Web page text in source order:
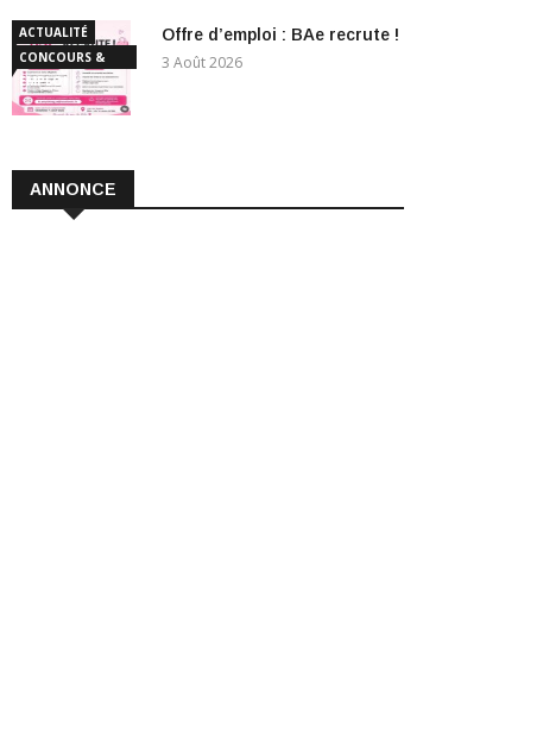
ACTUALITÉ
CONCOURS &
EMPLOI
Offre d’emploi : BAe recrute !
3 Août 2026
ANNONCE